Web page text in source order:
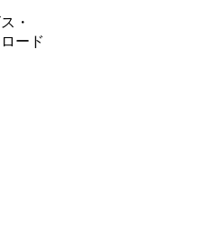
・
ード